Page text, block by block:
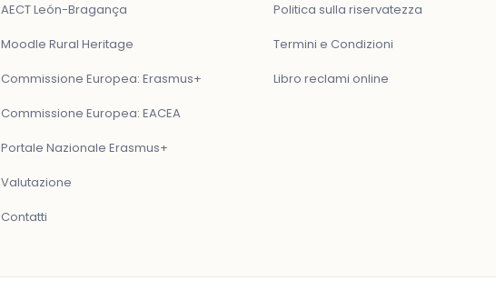
AECT León-Bragança
Moodle Rural Heritage
Commissione Europea: Erasmus+
Commissione Europea: EACEA
Portale Nazionale Erasmus+
Valutazione
Contatti
Politica sulla riservatezza
Termini e Condizioni
Libro reclami online